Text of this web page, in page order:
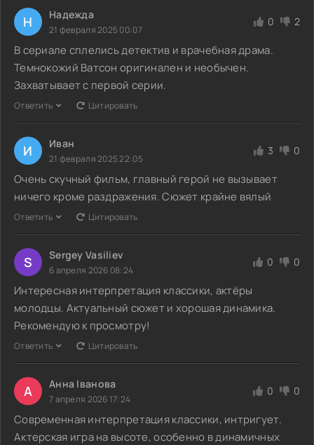
Н Надежда
21 февраля 2025 00:07
0 2
В сериале сплелись детектив и врачебная драма.
Темнокожий Ватсон оригинален и необычен.
Захватывает с первой серии.
Ответить Цитировать
И Иван
21 февраля 2025 22:05
3 0
Очень скучный фильм, главный герой не вызывает
ничего кроме раздражения. Сюжет крайне вялый
Ответить Цитировать
S Sergey Vasiliev
6 апреля 2026 08:24
0 0
Интересная интерпретация классики, актёры
молодцы. Актуальный сюжет и хорошая динамика.
Рекомендую к просмотру!
Ответить Цитировать
А Анна Іванова
7 апреля 2026 17:24
0 0
Современная интерпретация классики, интригует.
Актерская игра на высоте, особенно в динамичных